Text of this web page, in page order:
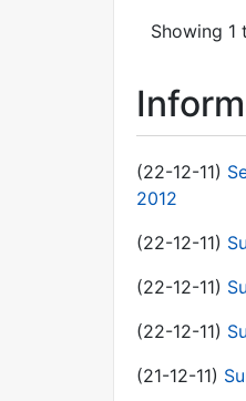
Showing 1
(22-12-11)
2012
(22-12-11)
(22-12-11)
(22-12-11)
(21-12-11)